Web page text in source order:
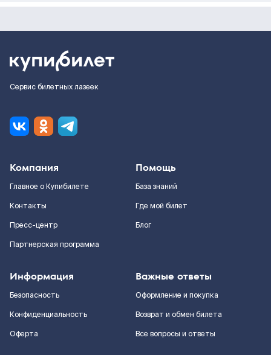
Сервис билетных лазеек
Компания
Главное о Купибилете
Контакты
Пресс-центр
Партнерская программа
Помощь
База знаний
Где мой билет
Блог
Информация
Безопасность
Конфиденциальность
Оферта
Важные ответы
Оформление и покупка
Возврат и обмен билета
Все вопросы и ответы